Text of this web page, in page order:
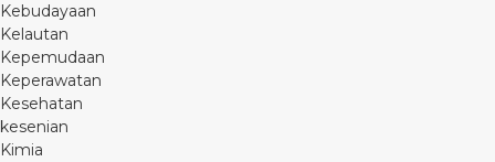
Kebudayaan
Kelautan
Kepemudaan
Keperawatan
Kesehatan
kesenian
Kimia